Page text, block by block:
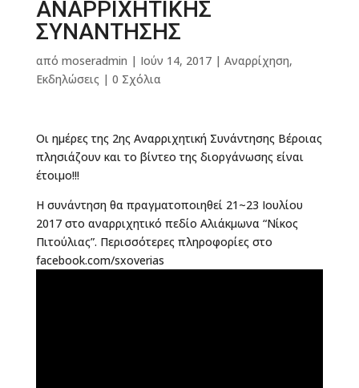
ΑΝΑΡΡΙΧΗΤΙΚΗΣ
ΣΥΝΑΝΤΗΣΗΣ
από moseradmin | Ιούν 14, 2017| Αναρρίχηση,
Εκδηλώσεις | 0 Σχόλια
Οι ημέρες της 2ης Αναρριχητική Συνάντησης Βέροιας
πλησιάζουν και το βίντεο της διοργάνωσης είναι
έτοιμο!!!
Η συνάντηση θα πραγματοποιηθεί 21~23 Ιουλίου
2017 στο αναρριχητικό πεδίο Αλιάκμωνα “Νίκος
Πιτούλιας”. Περισσότερες πληροφορίες στο
facebook.com/sxoverias